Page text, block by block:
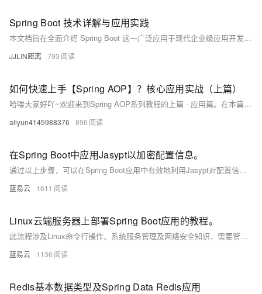
Spring Boot 技术详解与应用实践
本文档旨在全面介绍 Spring Boot 这一广泛应用于现代企业级应用开发的框架。内容将涵盖 Spring Boot 的核心概念、核心特性、项目自动生成与结构解析、基础功能实现（如 RESTful API、数据访问）、配置管理以及最终的构建与部署。通过本文档，读者将能够理解 Spring Boot 如何简化 Spring 应用的初始搭建和开发过程，并掌握其基本使用方法。
JJLIN距离 793
如何快速上手【Spring AOP】？核心应用实战（上篇）
哈喽大家好吖~欢迎来到Spring AOP系列教程的上篇 - 应用篇。在本篇，我们将专注于Spring AOP的实际应用，通过具体的代码示例和场景分析，帮助大家掌握AOP的使用方法和技巧。而在后续的下篇中，我们将深入探讨Spring AOP的实现原理和底层机制。 AOP（Aspect-Oriented Programming，面向切面编程）是Spring框架中的核心特性之一，它能够帮助我们解决横切关注点（如日志记录、性能统计、安全控制、事务管理等）的问题，提高代码的模块化程度和复用性。
aliyun4145988376 896
在Spring Boot中应用Jasypt以加密配置信息。
通过以上步骤，可以在Spring Boot应用中有效地利用Jasypt对配置信息进行加密，这样即使配置文件被泄露，其中的敏感信息也不会直接暴露给攻击者。这是一种在不牺牲操作复杂度的情况下提升应用安全性的简便方法。
蓝易云 1611
Linux云端服务器上部署Spring Boot应用的教程。
此流程涉及Linux命令行操作、系统服务管理及网络安全知识，需要管理员权限以进行配置和服务管理。务必在一个测试环境中验证所有步骤，确保一切配置正确无误后，再将应用部署到生产环境中。也可以使用如Ansible、Chef等配置管理工具来自动化部署过程，提升效率和可靠性。
蓝易云 1136
Redis基本数据类型及Spring Data Redis应用